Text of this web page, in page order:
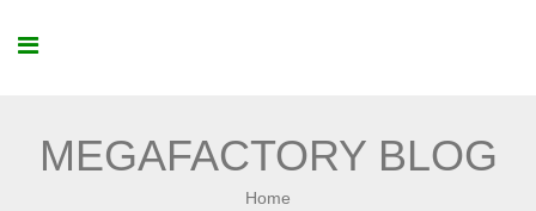
MEGAFACTORY BLOG
Home